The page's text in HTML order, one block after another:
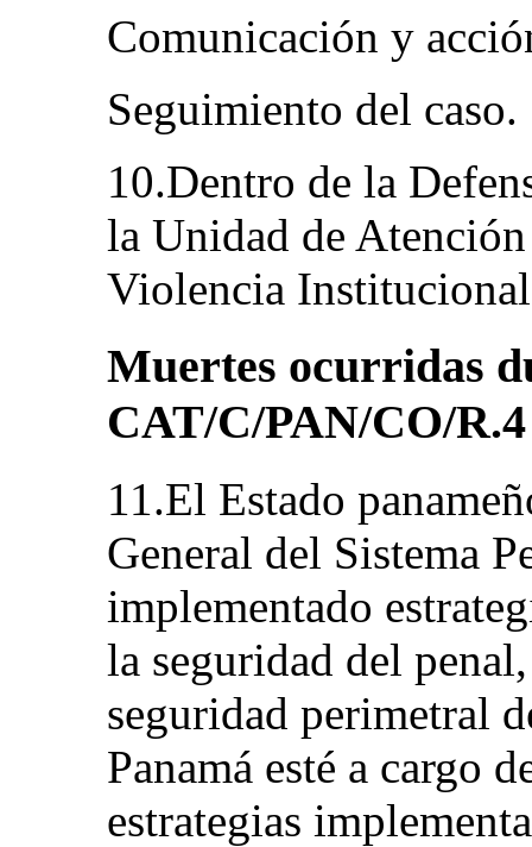
Comunicación y
Seguimiento del caso.
10.Dentro de la
la Unidad de
Violencia
Muertes ocurridas
CAT/C/PAN/CO/
11.El Estado
General del Sistema
implementado
la seguridad del
seguridad perimetral
Panamá esté a cargo
estrategias